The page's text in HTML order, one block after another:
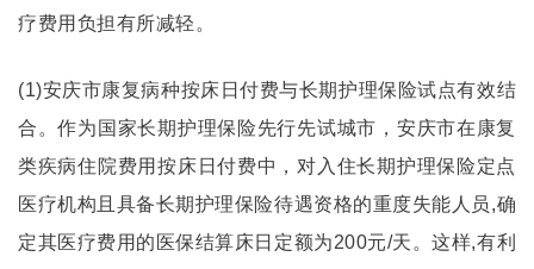
疗费用负担有所减轻。
(1)安庆市康复病种按床日付费与长期护理保险试点有效结
合。作为国家长期护理保险先行先试城市，安庆市在康复
类疾病住院费用按床日付费中，对入住长期护理保险定点
医疗机构且具备长期护理保险待遇资格的重度失能人员,确
定其医疗费用的医保结算床日定额为200元/天。这样,有利